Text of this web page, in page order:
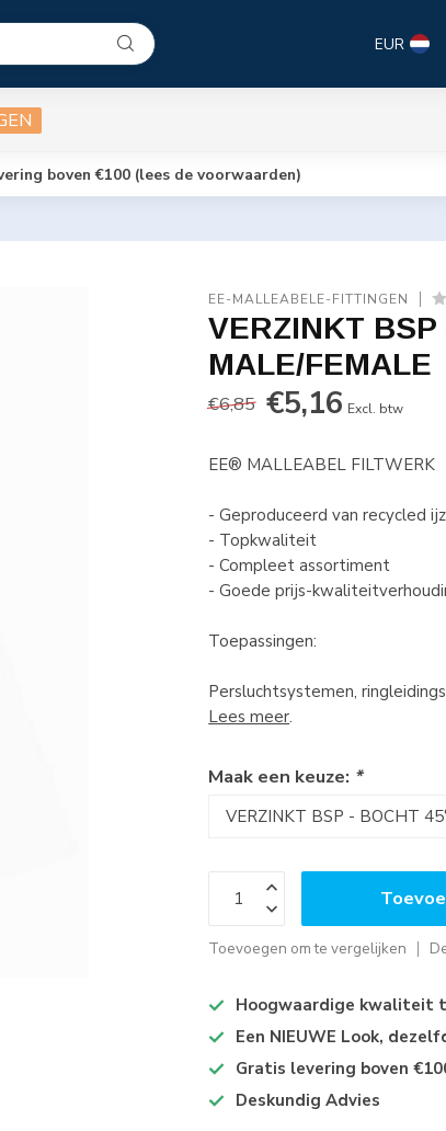
EUR
boven €100 (lees de voorwaarden)
EE-MALLEABELE-FITTINGEN
VERZINKT BSP
MALE/FEMALE
€6,85 €5,16 Excl. btw
EE® MALLEABEL FILTWERK
- Geproduceerd van recycled
- Topkwaliteit
- Compleet assortiment
- Goede prijs-
Toepassingen:
Persluchtsystemen,
Lees meer.
Maak een keuze: *
Toevoegen om te vergelijken
Hoogwaardige kwaliteit
Een NIEUWE Look,
Gratis levering boven
Deskundig Advies